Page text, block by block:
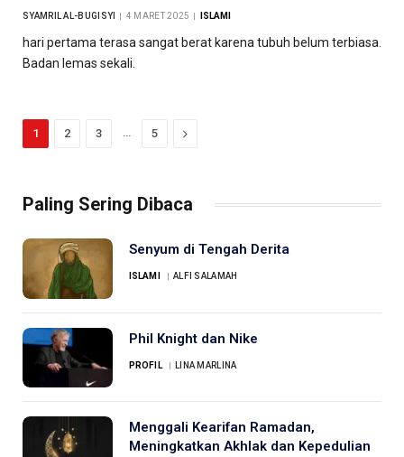
SYAMRIL AL-BUGISYI 4 MARET 2025 ISLAMI
hari pertama terasa sangat berat karena tubuh belum terbiasa.
Badan lemas sekali.
1 2 3 … 5 Next
Paling Sering Dibaca
Senyum di Tengah Derita
ISLAMI ALFI SALAMAH
Phil Knight dan Nike
PROFIL LINA MARLINA
Menggali Kearifan Ramadan,
Meningkatkan Akhlak dan Kepedulian